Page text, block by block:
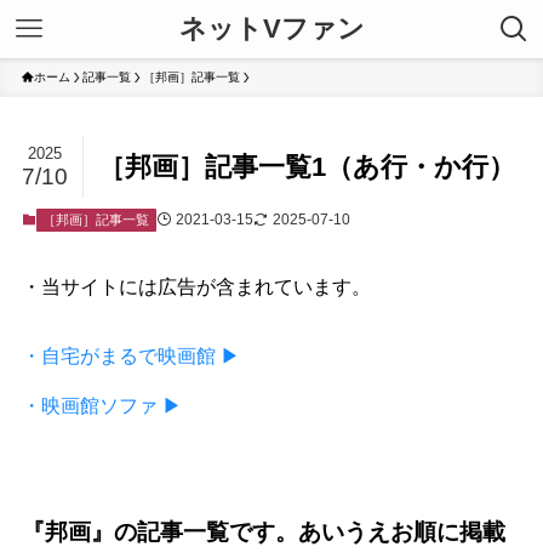
ネットVファン
ホーム 記事一覧 ［邦画］記事一覧
［邦画］記事一覧1（あ行・か行）
2025
7/10
［邦画］記事一覧 2021-03-15 2025-07-10
・当サイトには広告が含まれています。
・自宅がまるで映画館 ▶
・映画館ソファ ▶
『邦画』の記事一覧です。あいうえお順に掲載